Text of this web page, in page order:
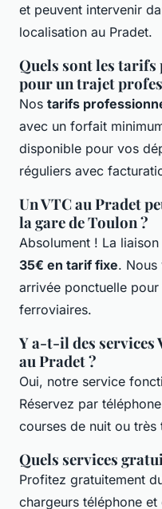
et peuvent intervenir
localisation au Pradet.
Quels sont les tarifs
pour un trajet
Nos tarifs
avec un forfait
disponible pour vos
réguliers avec
Un VTC au Pradet
la gare de Toulon ?
Absolument ! La
35€ en tarif fixe. Nous
arrivée ponctuelle
ferroviaires.
Y a-t-il des services
au Pradet ?
Oui, notre service
Réservez par
courses de nuit ou très
Quels services
Profitez gratuitement
chargeurs téléphone